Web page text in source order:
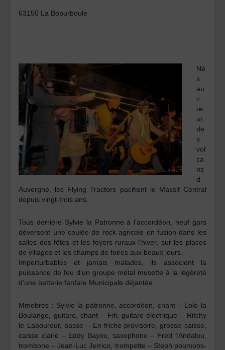
63150 La Bopurboule
Né
s
au
c
œ
ur
de
s
vol
ca
ns
d’
Auvergne, les Flying Tractors pacifient le Massif Central
depuis vingt-trois ans.
Tous derrière Sylvie la Patronne à l’accordéon, neuf gars
déversent une coulée de rock agricole en fusion dans les
salles des fêtes et les foyers ruraux l’hiver, sur les places
de villages et les champs de foires aux beaux jours.
Imperturbables et jamais malades, ils associent la
puissance de feu d’un groupe métal musette à la légèreté
d’une batterie fanfare Municipale déjantée.
Mmebres : Sylvie la patronne, accordéon, chant – Lolo la
Boulange, guitare, chant – Fifi, guitare électrique – Ritchy
le Laboureur, basse – En friche provisoire, grosse caisse,
caisse claire – Eddy Bayou, saxophone – Fred l’Andalou,
trombone – Jean-Luc Jerrico, trompette – Steph poumons-